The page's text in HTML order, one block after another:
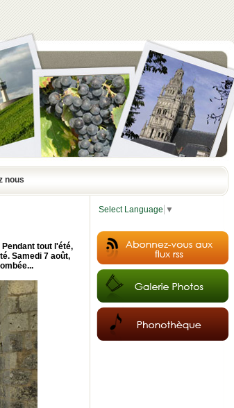
nous
tout l'été,
Samedi 7 août,
Select Language ▼